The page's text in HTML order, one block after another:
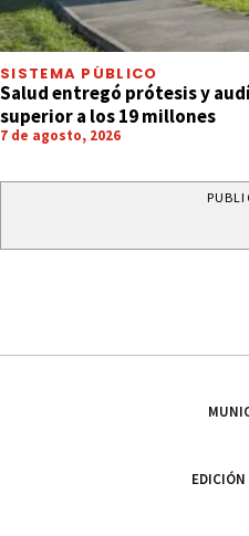
SISTEMA PÚBLICO
Salud entregó prótesis y
superior a los 19 millones
7 de agosto, 2026
EDICIÓN